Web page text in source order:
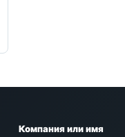
Компания или имя